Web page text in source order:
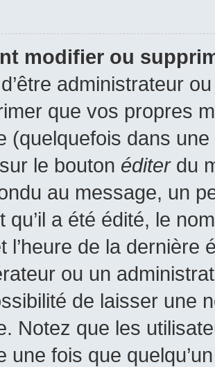
modifier ou
administrateur
que vos propres
(quelquefois dans
le bouton éditerdu
au message, un
qu’il a été édité, le
l’heure de la dernière
ou un
de laisser une
Notez que les
une fois que